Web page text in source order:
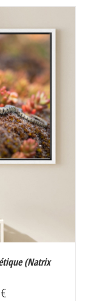
(Natrix
€Plage